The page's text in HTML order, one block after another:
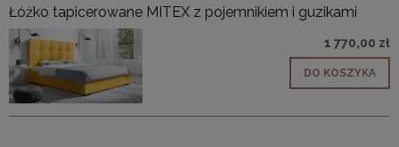
Łóżko tapicerowane MITEX z pojemnikiem i guzikami
1 770,00 zł
DO KOSZYKA